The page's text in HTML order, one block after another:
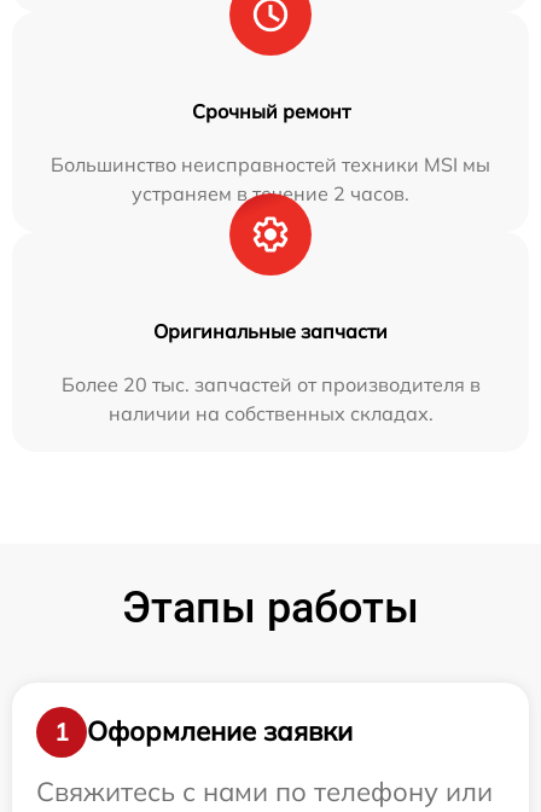
Срочный ремонт
Большинство неисправностей техники MSI мы
устраняем в течение 2 часов.
Оригинальные запчасти
Более 20 тыс. запчастей от производителя в
наличии на собственных складах.
Этапы работы
1
Оформление заявки
Свяжитесь с нами по телефону или